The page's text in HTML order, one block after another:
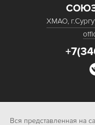
ХМАО,
Вся представленная на